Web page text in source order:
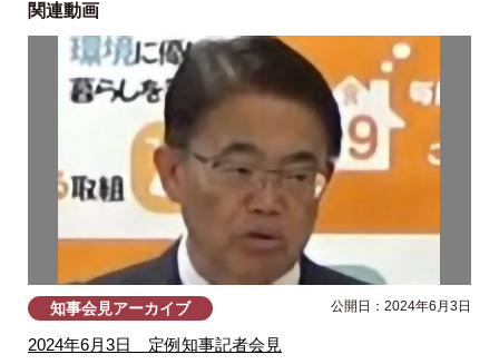
関連動画
知事会見アーカイブ 公開日：2024年6月3日
2024年6月3日 定例知事記者会見